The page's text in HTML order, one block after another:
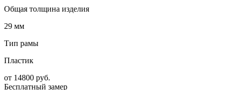
Общая толщина изделия
29 мм
Тип рамы
Пластик
от 14800 руб.
Бесплатный замер